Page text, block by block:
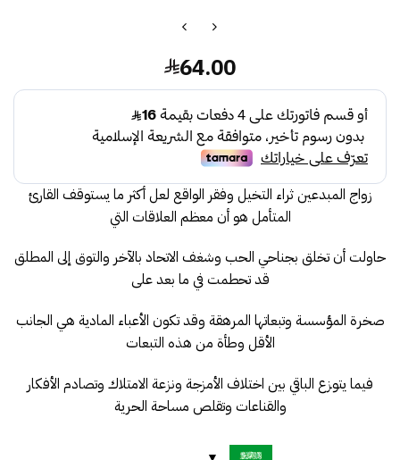
64.00
زواج المبدعين ثراء التخيل وفقر الواقع لعل أكثر ما يستوقف القارئ
المتأمل هو أن معظم العلاقات التي
حاولت أن تخلق بجناحي الحب وشغف الاتحاد بالآخر والتوق إلى المطلق
قد تحطمت في ما بعد على
صخرة المؤسسة وتبعاتها المرهقة وقد تكون الأعباء المادية هي الجانب
الأقل وطأة من هذه التبعات
فيما يتوزع الباقي بين اختلاف الأمزجة ونزعة الامتلاك وتصادم الأفكار
والقناعات وتقلص مساحة الحرية